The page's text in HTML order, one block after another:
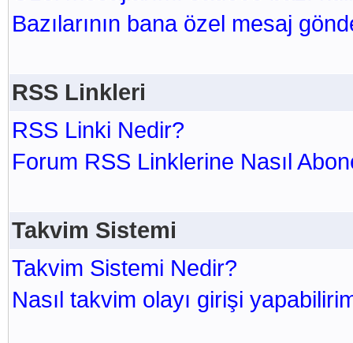
Bazılarının bana özel mesaj
RSS Linkleri
RSS Linki Nedir?
Forum RSS Linklerine Nasıl
Takvim Sistemi
Takvim Sistemi Nedir?
Nasıl takvim olayı girişi